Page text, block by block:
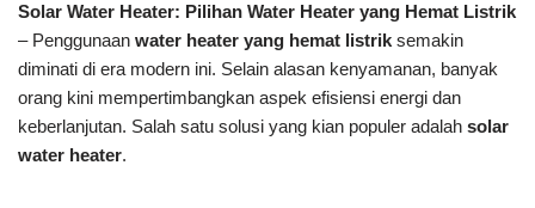
Solar Water Heater: Pilihan Water Heater yang Hemat Listrik
– Penggunaan water heater yang hemat listrik semakin
diminati di era modern ini. Selain alasan kenyamanan, banyak
orang kini mempertimbangkan aspek efisiensi energi dan
keberlanjutan. Salah satu solusi yang kian populer adalah solar
water heater.